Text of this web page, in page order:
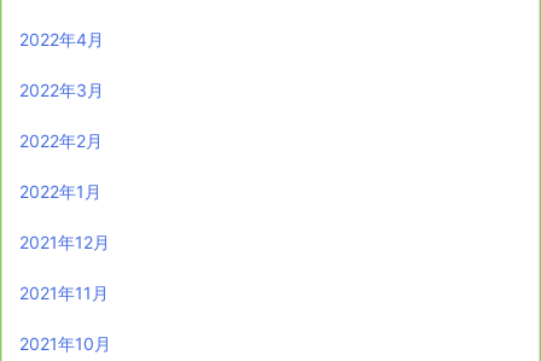
2022年4月
2022年3月
2022年2月
2022年1月
2021年12月
2021年11月
2021年10月